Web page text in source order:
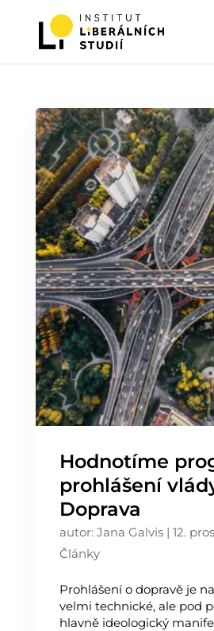
Hodnotíme
prohlášení
Doprava
autor: Jana Galvis| 12.
Články
Prohlášení o dopravě je
velmi technické, ale pod
hlavně ideologický